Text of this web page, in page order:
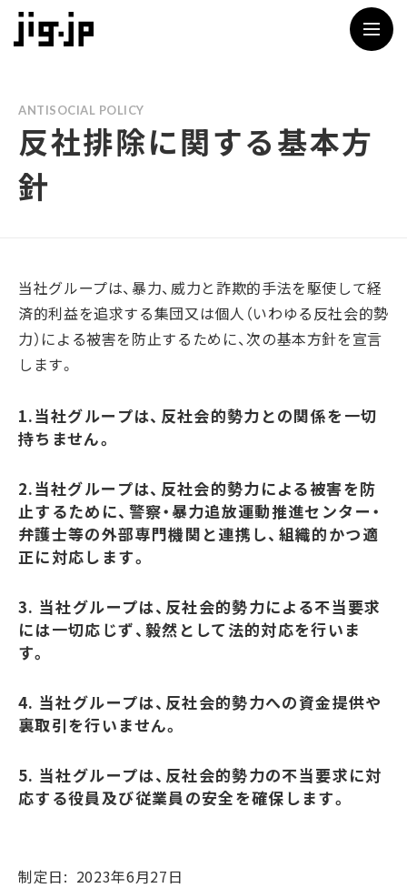
ANTISOCIAL POLICY
反社排除に関する基本方
針
当社グループは、暴力、威力と詐欺的手法を駆使して経
済的利益を追求する集団又は個人（いわゆる反社会的勢
力）による被害を防止するために、次の基本方針を宣言
します。
1.当社グループは、反社会的勢力との関係を一切
持ちません。
2.当社グループは、反社会的勢力による被害を防
止するために、警察・暴力追放運動推進センター・
弁護士等の外部専門機関と連携し、組織的かつ適
正に対応します。
3. 当社グループは、反社会的勢力による不当要求
には一切応じず、毅然として法的対応を行いま
す。
4. 当社グループは、反社会的勢力への資金提供や
裏取引を行いません。
5. 当社グループは、反社会的勢力の不当要求に対
応する役員及び従業員の安全を確保します。
制定日: 2023年6月27日